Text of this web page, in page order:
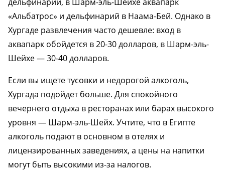
«Альбатрос» и дельфинарий в Наама-Бей. Однако в
Хургаде развлечения часто дешевле: вход в
аквапарк обойдется в 20-30 долларов, в Шарм-эль-
Шейхе — 30-40 долларов.
Если вы ищете тусовки и недорогой алкоголь,
Хургада подойдет больше. Для спокойного
вечернего отдыха в ресторанах или барах высокого
уровня — Шарм-эль-Шейх. Учтите, что в Египте
алкоголь подают в основном в отелях и
лицензированных заведениях, а цены на напитки
могут быть высокими из-за налогов.